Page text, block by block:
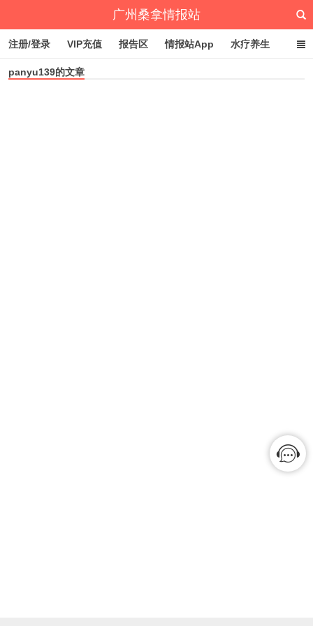
广州桑拿情报站
注册/登录 VIP充值 报告区 情报站App 水疗养生
深圳桑拿情报站
panyu139的文章